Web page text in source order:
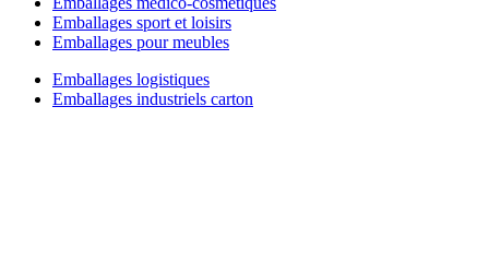
Emballages sport et loisirs
Emballages pour meubles
Emballages logistiques
Emballages industriels carton